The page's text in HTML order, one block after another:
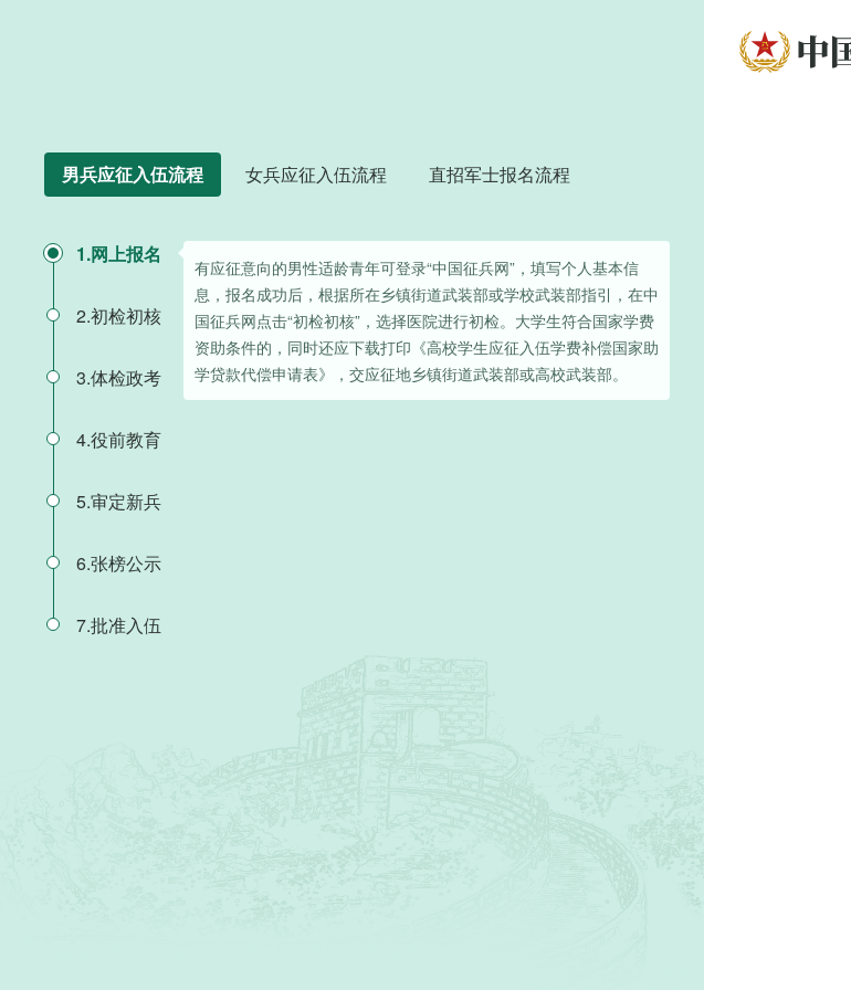
男兵应征入伍流程 女兵应征入伍流程 直招军士报名流程
1.网上报名
有应征意向的男性适龄青年可登录“中国征兵网”，填写个人基本信
息，报名成功后，根据所在乡镇街道武装部或学校武装部指引，在中
国征兵网点击“初检初核”，选择医院进行初检。大学生符合国家学费
资助条件的，同时还应下载打印《高校学生应征入伍学费补偿国家助
学贷款代偿申请表》，交应征地乡镇街道武装部或高校武装部。
2.初检初核
3.体检政考
4.役前教育
5.审定新兵
6.张榜公示
7.批准入伍